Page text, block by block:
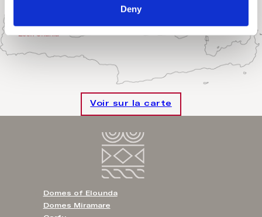
Deny
Voir sur la carte
Domes of Elounda
Domes Miramare